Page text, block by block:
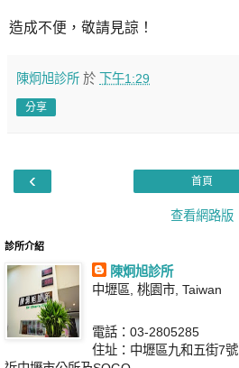
造成不便，敬請見諒！
陳炯旭診所 於 下午1:29
分享
‹ 首頁
查看網路版
診所介紹
陳炯旭診所
中壢區, 桃園市, Taiwan
電話：03-2805285
住址：中壢區九和五街7號